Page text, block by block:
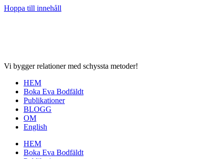
Hoppa till innehåll
Vi bygger relationer med schyssta metoder!
HEM
Boka Eva Bodfäldt
Publikationer
BLOGG
OM
English
HEM
Boka Eva Bodfäldt